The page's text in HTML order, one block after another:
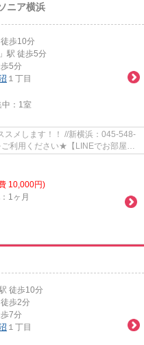
ニア横浜
徒歩10分
」駅 徒歩5分
歩5分
１丁目
： 1室
スメします！！ //新横浜：045-548-
利用ください★【LINEでお部屋探
10,000円)
1ヶ月
徒歩10分
徒歩2分
歩7分
１丁目